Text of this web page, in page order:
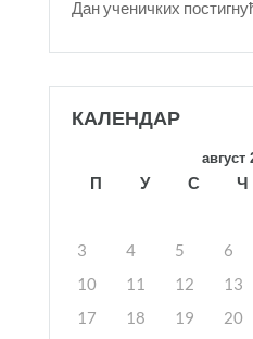
Дан ученичких
КАЛЕНДАР
август
П У С Ч
3
4 5 6
10
11 12 13
17
18 19 20